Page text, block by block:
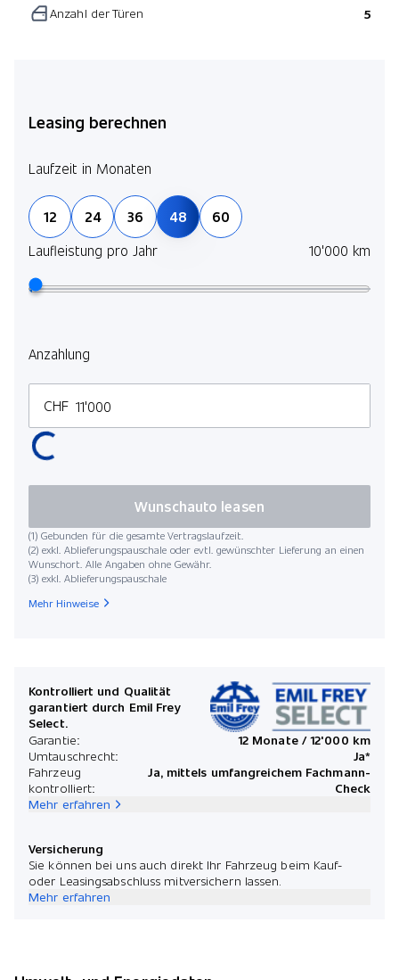
Anzahl der Türen 5
Leasing berechnen
Laufzeit in Monaten
12 24 36 48
60
Laufleistung pro Jahr
10'000 km
Anzahlung
CHF
(1) Gebunden für die gesamte Vertragslaufzeit.
(2) exkl. Ablieferungspauschale oder evtl. gewünschter Lieferung an einen
Wunschort. Alle Angaben ohne Gewähr.
(3) exkl. Ablieferungspauschale
Wunschauto leasen
Mehr Hinweise
Kontrolliert und Qualität
garantiert durch Emil Frey
Select.
Garantie:
12 Monate / 12'000 km
Umtauschrecht:
Ja*
Fahrzeug
kontrolliert:
Ja, mittels umfangreichem Fachmann-
Check
Mehr erfahren
Versicherung
Sie können bei uns auch direkt Ihr Fahrzeug beim Kauf-
oder Leasingsabschluss mitversichern lassen.
Mehr erfahren